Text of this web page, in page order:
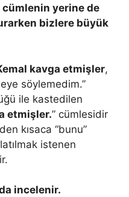
yerine de
bizlere büyük
kavga etmişler,
söylemedim.”
ile kastedilen
etmişler.” cümlesidir
kısaca “bunu”
istenen
incelenir.